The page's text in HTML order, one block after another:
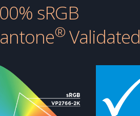
sRGB
®Validated